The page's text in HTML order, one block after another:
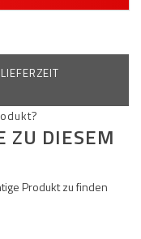
ZU DIESEM
Produkt zu finden